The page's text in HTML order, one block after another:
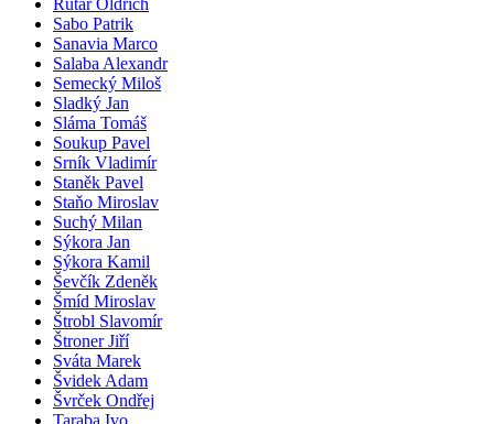
Rutar Oldřich
Sabo Patrik
Sanavia Marco
Salaba Alexandr
Semecký Miloš
Sladký Jan
Sláma Tomáš
Soukup Pavel
Srník Vladimír
Staněk Pavel
Staňo Miroslav
Suchý Milan
Sýkora Jan
Sýkora Kamil
Ševčík Zdeněk
Šmíd Miroslav
Štrobl Slavomír
Štroner Jiří
Sváta Marek
Švidek Adam
Švrček Ondřej
Taraba Ivo